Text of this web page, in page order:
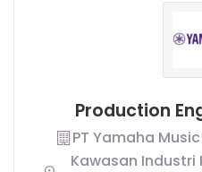
Production
PT Yamaha
Kawasan Industri